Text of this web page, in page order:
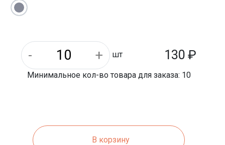
Тип продукции:
Количество керамзита (%):
шт 130 ₽
Минимальное кол-во товара для заказа: 10
В корзину